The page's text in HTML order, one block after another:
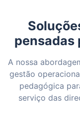
pensadas
A nossa
gestão
pedagógica
serviço das